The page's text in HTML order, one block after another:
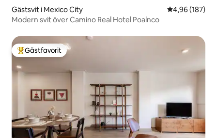
Gästsvit i Mexico City 4,96 av 5 i
4,96 (187)
Modern svit över Camino Real Hotel Poalnco
Populär gästfavorit
Gästfavorit